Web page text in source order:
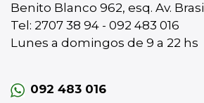
Benito Blanco 962, esq. Av. Brasil
Tel: 2707 38 94 - 092 483 016
Lunes a domingos de 9 a 22 hs
092 483 016